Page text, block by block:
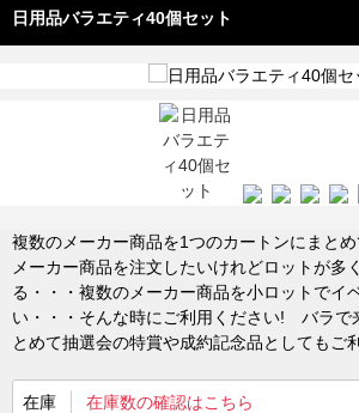
日用品バラエティ40個セット
複数のメーカー商品を1つのカートンにまと
メーカー商品を注文したいけれどロットが多
る・・・複数のメーカー商品を小ロットでイ
い・・・そんな時にご利用ください! バラで
とめて抽選会の特賞や成約記念品としてもご
在庫 在庫数の確認はこちら